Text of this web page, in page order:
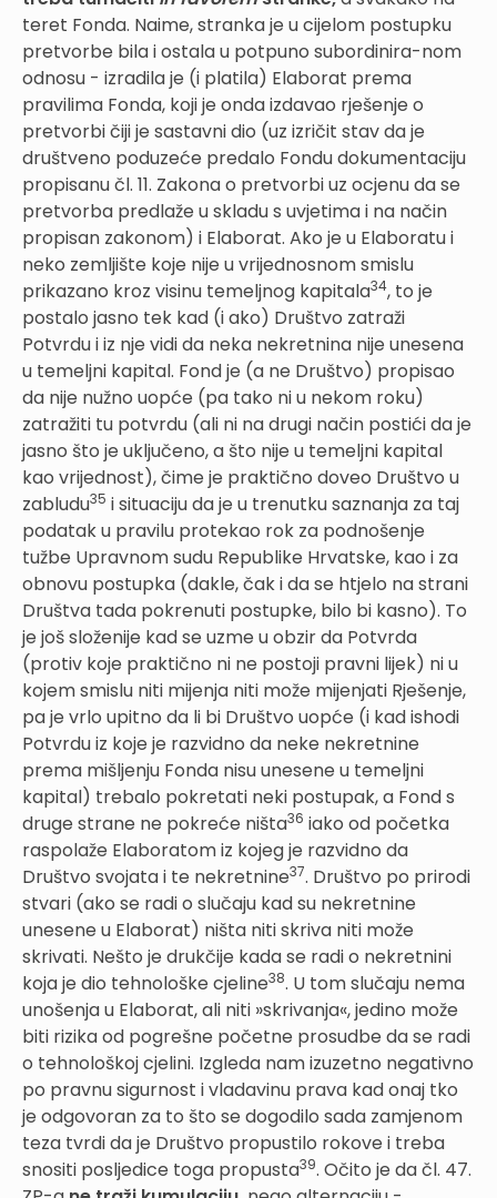
teret Fonda. Naime, stranka je u cijelom postupku
pretvorbe bila i ostala u potpuno subordinira-nom
odnosu - izradila je (i platila) Elaborat prema
pravilima Fonda, koji je onda izdavao rješenje o
pretvorbi čiji je sastavni dio (uz izričit stav da je
društveno poduzeće predalo Fondu dokumentaciju
propisanu čl. 11. Zakona o pretvorbi uz ocjenu da se
pretvorba predlaže u skladu s uvjetima i na način
propisan zakonom) i Elaborat. Ako je u Elaboratu i
neko zemljište koje nije u vrijednosnom smislu
prikazano kroz visinu temeljnog kapitala34, to je
postalo jasno tek kad (i ako) Društvo zatraži
Potvrdu i iz nje vidi da neka nekretnina nije unesena
u temeljni kapital. Fond je (a ne Društvo) propisao
da nije nužno uopće (pa tako ni u nekom roku)
zatražiti tu potvrdu (ali ni na drugi način postići da je
jasno što je uključeno, a što nije u temeljni kapital
kao vrijednost), čime je praktično doveo Društvo u
zabludu35 i situaciju da je u trenutku saznanja za taj
podatak u pravilu protekao rok za podnošenje
tužbe Upravnom sudu Republike Hrvatske, kao i za
obnovu postupka (dakle, čak i da se htjelo na strani
Društva tada pokrenuti postupke, bilo bi kasno). To
je još složenije kad se uzme u obzir da Potvrda
(protiv koje praktično ni ne postoji pravni lijek) ni u
kojem smislu niti mijenja niti može mijenjati Rješenje,
pa je vrlo upitno da li bi Društvo uopće (i kad ishodi
Potvrdu iz koje je razvidno da neke nekretnine
prema mišljenju Fonda nisu unesene u temeljni
kapital) trebalo pokretati neki postupak, a Fond s
druge strane ne pokreće ništa36 iako od početka
raspolaže Elaboratom iz kojeg je razvidno da
Društvo svojata i te nekretnine37. Društvo po prirodi
stvari (ako se radi o slučaju kad su nekretnine
unesene u Elaborat) ništa niti skriva niti može
skrivati. Nešto je drukčije kada se radi o nekretnini
koja je dio tehnološke cjeline38. U tom slučaju nema
unošenja u Elaborat, ali niti »skrivanja«, jedino može
biti rizika od pogrešne početne prosudbe da se radi
o tehnološkoj cjelini. Izgleda nam izuzetno negativno
po pravnu sigurnost i vladavinu prava kad onaj tko
je odgovoran za to što se dogodilo sada zamjenom
teza tvrdi da je Društvo propustilo rokove i treba
snositi posljedice toga propusta39. Očito je da čl. 47.